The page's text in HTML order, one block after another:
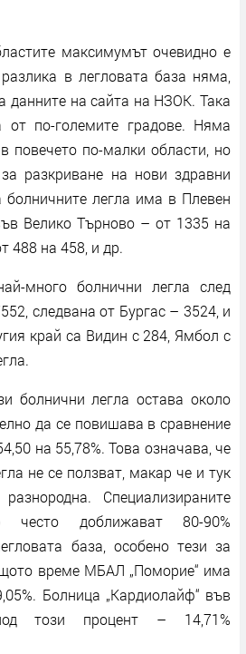
максимумът очевидно е
в легловата база няма,
данните на сайта на НЗОК. Така
по-големите градове. Няма
повечето по-малки области, но
разкриване на нови здравни
легла има в Плевен
Велико Търново – от 1335 на
488 на 458, и др.
много болнични легла след
следвана от Бургас – 3524, и
край са Видин с 284, Ямбол с
болнични легла остава около
да се повишава в сравнение
на 55,78%. Това означава, че
не се ползват, макар че и тук
Специализираните
често доближават 80-90%
база, особено тези за
време МБАЛ „Поморие“ има
Болница „Кардиолайф“ във
този процент – 14,71%